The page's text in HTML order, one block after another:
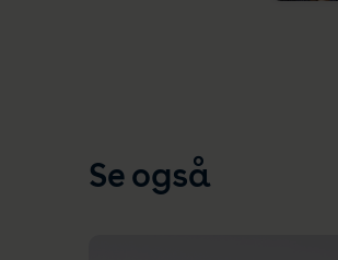
Se også